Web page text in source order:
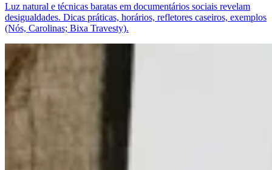
Luz natural e técnicas baratas em documentários sociais revelam
desigualdades. Dicas práticas, horários, refletores caseiros, exemplos
(Nós, Carolinas; Bixa Travesty).